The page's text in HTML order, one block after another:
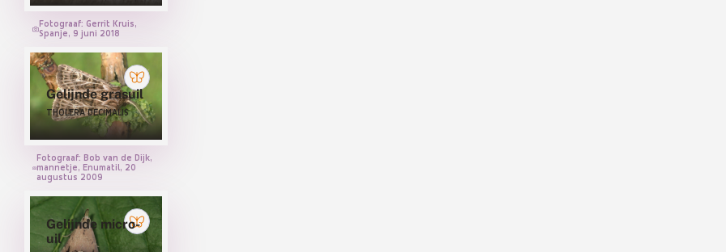
Fotograaf: Gerrit Kruis,
Spanje, 9 juni 2018
Gelijnde grasuil
THOLERA DECIMALIS
Fotograaf: Bob van de Dijk,
mannetje, Enumatil, 20
augustus 2009
Gelijnde micro-
uil